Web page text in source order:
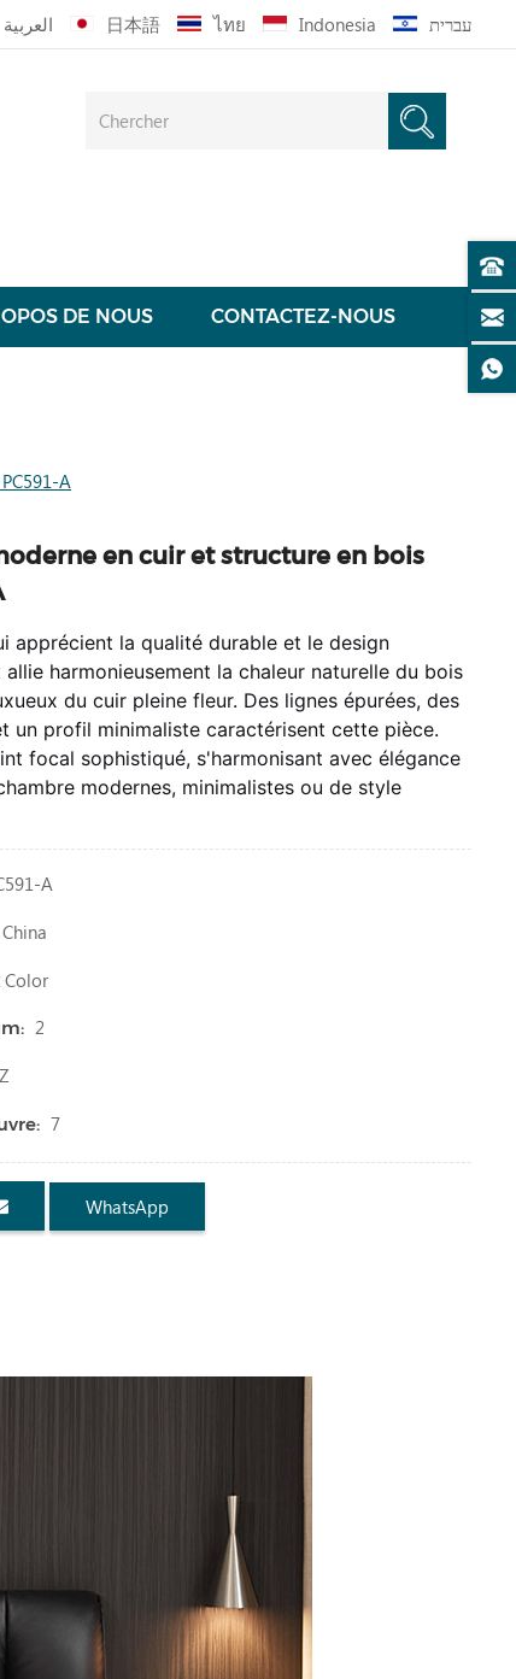
العربية 日本語 ไทย Indonesia עברית
DE NOUS CONTACTEZ-NOUS
A
en cuir et structure en bois
apprécient la qualité durable et le design
harmonieusement la chaleur naturelle du bois
du cuir pleine fleur. Des lignes épurées, des
un profil minimaliste caractérisent cette pièce.
focal sophistiqué, s'harmonisant avec élégance
modernes, minimalistes ou de style
A
China
Color
2
7
WhatsApp